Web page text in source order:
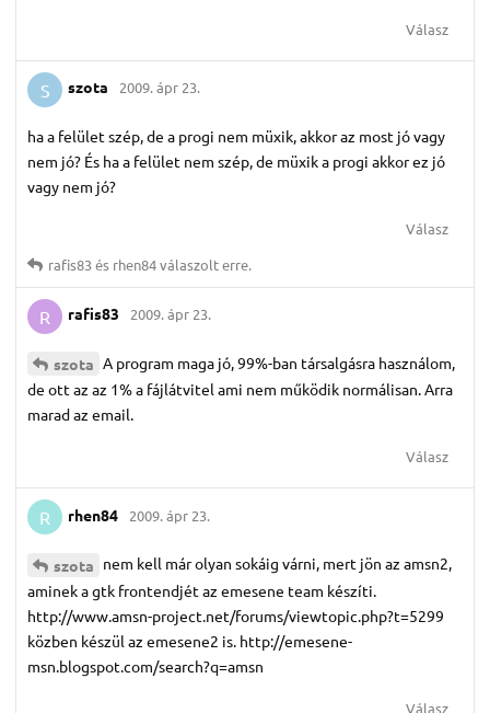
Válasz
S szota 2009. ápr 23.
ha a felület szép, de a progi nem müxik, akkor az most jó vagy
nem jó? És ha a felület nem szép, de müxik a progi akkor ez jó
vagy nem jó?
Válasz
rafis83és rhen84válaszolt erre.
R rafis83 2009. ápr 23.
szota A program maga jó, 99%-ban társalgásra használom,
de ott az az 1% a fájlátvitel ami nem működik normálisan. Arra
marad az email.
Válasz
R rhen84 2009. ápr 23.
szota nem kell már olyan sokáig várni, mert jön az amsn2,
aminek a gtk frontendjét az emesene team készíti.
http://www.amsn-project.net/forums/viewtopic.php?t=5299
közben készül az emesene2 is. http://emesene-
msn.blogspot.com/search?q=amsn
Válasz